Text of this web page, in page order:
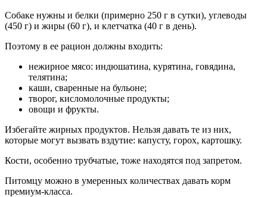
Собаке нужны и белки (примерно 250 г в сутки), углеводы
(450 г) и жиры (60 г), и клетчатка (40 г в день).
Поэтому в ее рацион должны входить:
нежирное мясо: индюшатина, курятина, говядина,
телятина;
каши, сваренные на бульоне;
творог, кисломолочные продукты;
овощи и фрукты.
Избегайте жирных продуктов. Нельзя давать те из них,
которые могут вызвать вздутие: капусту, горох, картошку.
Кости, особенно трубчатые, тоже находятся под запретом.
Питомцу можно в умеренных количествах давать корм
премиум-класса.